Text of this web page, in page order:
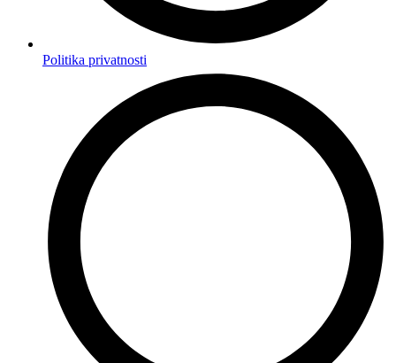
Politika privatnosti